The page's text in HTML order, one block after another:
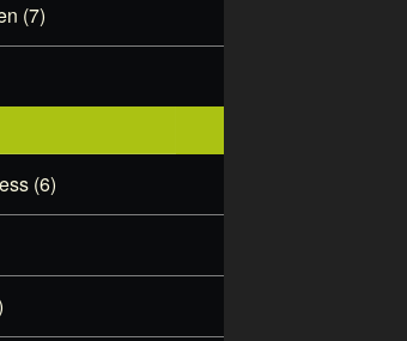
(7)
(6)